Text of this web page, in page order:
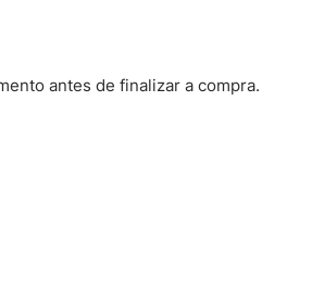
antes de finalizar a compra.